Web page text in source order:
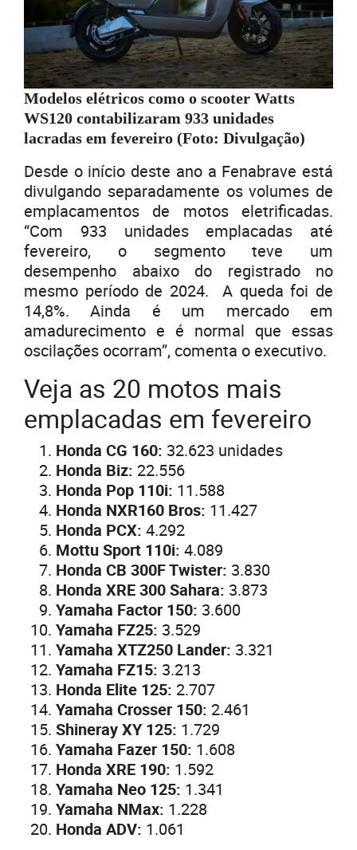
Modelos elétricos como o scooter Watts
WS120 contabilizaram 933 unidades
lacradas em fevereiro (Foto: Divulgação)
Desde o início deste ano a Fenabrave está
divulgando separadamente os volumes de
emplacamentos de motos eletrificadas.
“Com 933 unidades emplacadas até
fevereiro, o segmento teve um
desempenho abaixo do registrado no
mesmo período de 2024. A queda foi de
14,8%. Ainda é um mercado em
amadurecimento e é normal que essas
oscilações ocorram”, comenta o executivo.
Veja as 20 motos mais
emplacadas em fevereiro
Honda CG 160: 32.623 unidades
Honda Biz: 22.556
Honda Pop 110i: 11.588
Honda NXR160 Bros: 11.427
Honda PCX: 4.292
Mottu Sport 110i: 4.089
Honda CB 300F Twister: 3.830
Honda XRE 300 Sahara: 3.873
Yamaha Factor 150: 3.600
Yamaha FZ25: 3.529
Yamaha XTZ250 Lander: 3.321
Yamaha FZ15: 3.213
Honda Elite 125: 2.707
Yamaha Crosser 150: 2.461
Shineray XY 125: 1.729
Yamaha Fazer 150: 1.608
Honda XRE 190: 1.592
Yamaha Neo 125: 1.341
Yamaha NMax: 1.228
Honda ADV: 1.061